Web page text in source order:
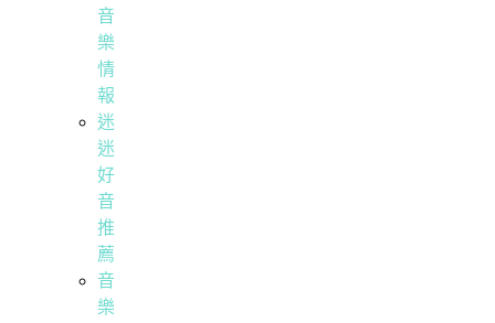
音
樂
情
報
迷
迷
好
音
推
薦
音
樂